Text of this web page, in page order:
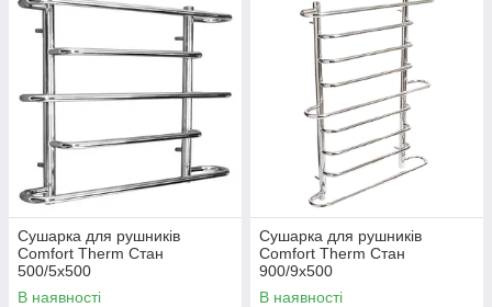
Сушарка для рушників
Comfort Therm Стан
500/5х500
В наявності
Сушарка для рушників
Comfort Therm Стан
900/9х500
В наявності